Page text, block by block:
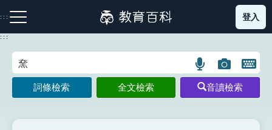
到
主
:::
注音索引圖示 筆畫索引圖示 部首索引表圖示
登入
:::
語
言
搜
圖
片
搜
開
鍵
圖
詞條檢索 全文檢索 音讀檢索